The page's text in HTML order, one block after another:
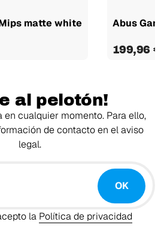
matte white Abus
199,96 €
al pelotón!
en cualquier momento. Para ello,
de contacto en el aviso
legal.
OK
la Política de privacidad